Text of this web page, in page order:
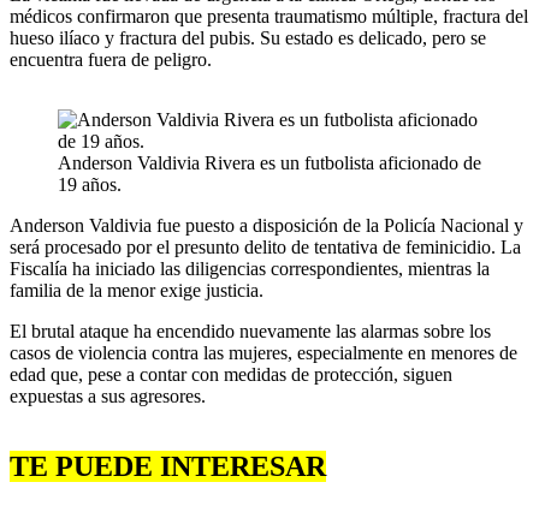
médicos confirmaron que presenta traumatismo múltiple, fractura del
hueso ilíaco y fractura del pubis. Su estado es delicado, pero se
encuentra fuera de peligro.
Anderson Valdivia Rivera es un futbolista aficionado de
19 años.
Anderson Valdivia fue puesto a disposición de la Policía Nacional y
será procesado por el presunto delito de tentativa de feminicidio. La
Fiscalía ha iniciado las diligencias correspondientes, mientras la
familia de la menor exige justicia.
El brutal ataque ha encendido nuevamente las alarmas sobre los
casos de violencia contra las mujeres, especialmente en menores de
edad que, pese a contar con medidas de protección, siguen
expuestas a sus agresores.
TE PUEDE INTERESAR